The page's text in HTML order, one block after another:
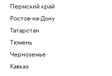
Пермский край
Ростов-на-Дону
Татарстан
Тюмень
Черноземье
Кавказ